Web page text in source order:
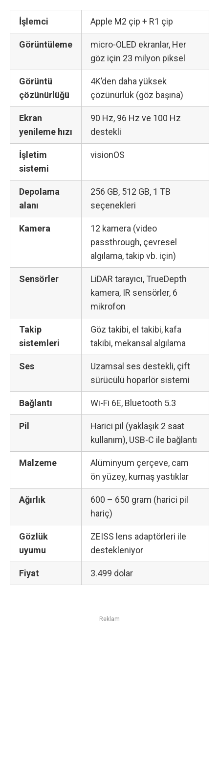
İşlemci Apple M2 çip + R1 çip
Görüntüleme
micro‑OLED ekranlar, Her
göz için 23 milyon piksel
Görüntü
çözünürlüğü
4K’den daha yüksek
çözünürlük (göz başına)
Ekran
yenileme hızı
90 Hz, 96 Hz ve 100 Hz
destekli
İşletim
sistemi
visionOS
Depolama
alanı
256 GB, 512 GB, 1 TB
seçenekleri
Kamera
12 kamera (video
passthrough, çevresel
algılama, takip vb. için)
Sensörler
LiDAR tarayıcı, TrueDepth
kamera, IR sensörler, 6
mikrofon
Takip
sistemleri
Göz takibi, el takibi, kafa
takibi, mekansal algılama
Ses
Uzamsal ses destekli, çift
sürücülü hoparlör sistemi
Bağlantı Wi-Fi 6E, Bluetooth 5.3
Pil
Harici pil (yaklaşık 2 saat
kullanım), USB-C ile bağlantı
Malzeme
Alüminyum çerçeve, cam
ön yüzey, kumaş yastıklar
Ağırlık
600 – 650 gram (harici pil
hariç)
Gözlük
uyumu
ZEISS lens adaptörleri ile
destekleniyor
Fiyat 3.499 dolar
Reklam